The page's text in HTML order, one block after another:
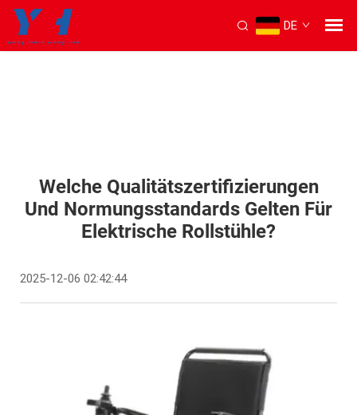
DE
Welche Qualitätszertifizierungen
Und Normungsstandards Gelten Für
Elektrische Rollstühle?
2025-12-06 02:42:44